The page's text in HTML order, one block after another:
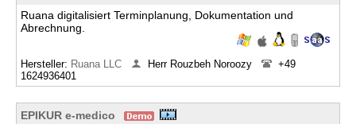
Ruana digitalisiert Terminplanung, Dokumentation und
Abrechnung.
Hersteller: Ruana LLC Herr Rouzbeh Noroozy
+49
1624936401
EPIKUR e-medico